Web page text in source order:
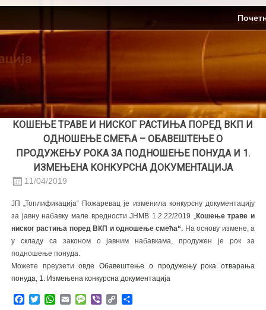
Skip
content
КОШЕЊЕ ТРАВЕ И НИСКОГ РАСТИЊА ПОРЕД ВКП И
ОДНОШЕЊЕ СМЕЋА – ОБАВЕШТЕЊЕ О
ПРОДУЖЕЊУ РОКА ЗА ПОДНОШЕЊЕ ПОНУДА И 1.
ИЗМЕЊЕНА КОНКУРСНА ДОКУМЕНТАЦИЈА
11/04/2019
ЈП „Топлификација“ Пожаревац је изменила конкурсну документацију
за јавну набавку мале вредности ЈНМВ 1.2.22/2019 „Кошење траве и
ниског растиња поред ВКП и одношење смећа“. На основу измене, а
у складу са законом о јавним набавкама, продужен је рок за
подношење понуда.
Можете преузети овдеОбавештење о продужењу рока отварања
понуда, 1. Измењена конкурсна документација
Facebook
TwitterWhatsApp
EmailMessage
ViberCopy